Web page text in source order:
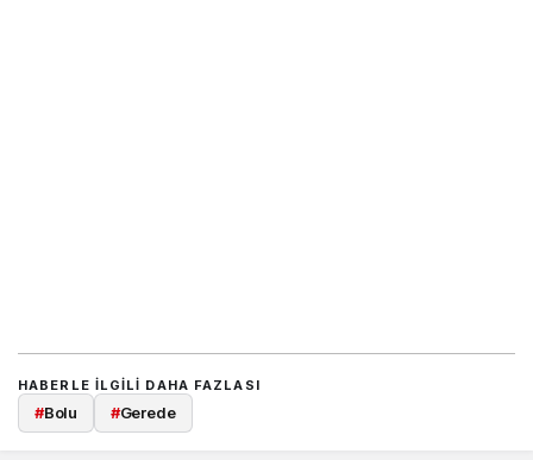
HABERLE ILGILI DAHA FAZLASI
#Bolu #Gerede